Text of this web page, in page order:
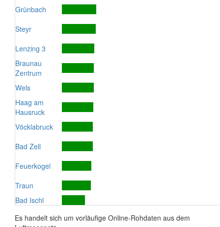
Grünbach
Steyr
Lenzing 3
Braunau
Zentrum
Wels
Haag am
Hausruck
Vöcklabruck
Bad Zell
Feuerkogel
Traun
Bad Ischl
Es handelt sich um vorläufige Online-Rohdaten aus dem